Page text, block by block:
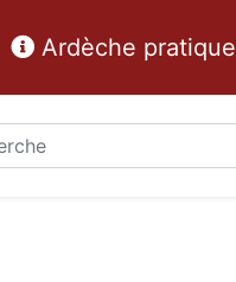
Ardèche pratique